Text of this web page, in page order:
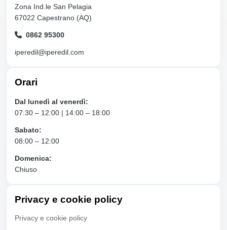
Zona Ind.le San Pelagia
67022 Capestrano (AQ)
0862 95300
iperedil@iperedil.com
Orari
Dal lunedì al venerdì:
07:30 – 12:00 | 14:00 – 18:00
Sabato:
08:00 – 12:00
Domenica:
Chiuso
Privacy e cookie policy
Privacy e cookie policy